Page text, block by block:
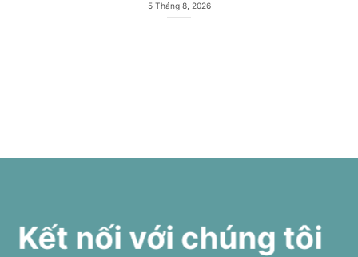
Kết nối với chúng tôi